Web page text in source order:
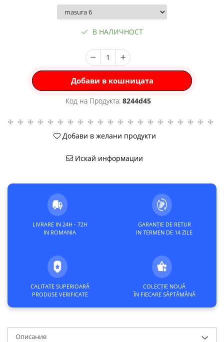
В НАЛИЧНОСТ
Добави в кошницата
Код на Продукта: 8244d45
Добави в желани продукти
Искай информации
LIVRARE IN 24H - 72H
IN ROMANIA
GARANȚIE DE RETUR
IN TERMEN DE 14 ZILE
CALITATE SUPERIOARĂ
PRODUSE VERIFICATE
COLECȚIE NOUĂ
ÎN FIECARE SĂPTĂMÂNĂ
Описание